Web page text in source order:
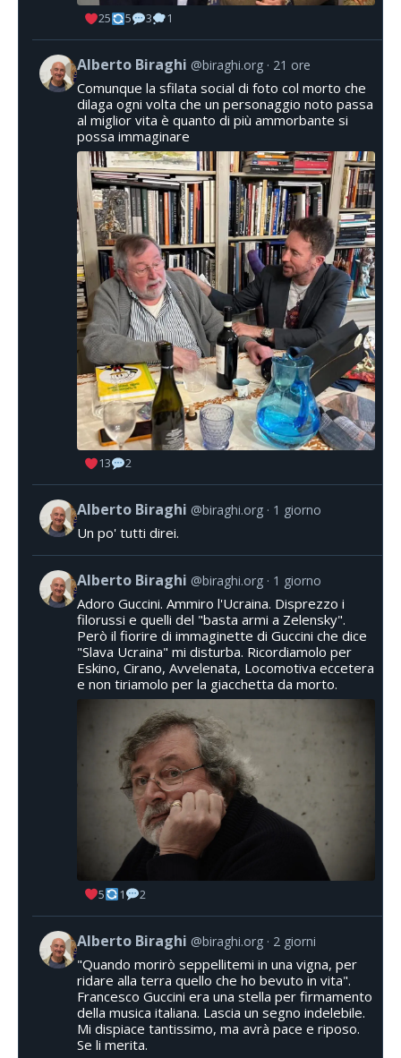
25 5 3 1
Alberto Biraghi @biraghi.org 21 ore
Comunque la sfilata social di foto col morto che
dilaga ogni volta che un personaggio noto passa
al miglior vita è quanto di più ammorbante si
possa immaginare
13 2
Alberto Biraghi @biraghi.org 1 giorno
Un po' tutti direi.
Alberto Biraghi @biraghi.org 1 giorno
Adoro Guccini. Ammiro l'Ucraina. Disprezzo i
filorussi e quelli del "basta armi a Zelensky".
Però il fiorire di immaginette di Guccini che dice
"Slava Ucraina" mi disturba. Ricordiamolo per
Eskino, Cirano, Avvelenata, Locomotiva eccetera
e non tiriamolo per la giacchetta da morto.
5 1 2
Alberto Biraghi @biraghi.org 2 giorni
"Quando morirò seppellitemi in una vigna, per
ridare alla terra quello che ho bevuto in vita".
Francesco Guccini era una stella per firmamento
della musica italiana. Lascia un segno indelebile.
Mi dispiace tantissimo, ma avrà pace e riposo.
Se li merita.